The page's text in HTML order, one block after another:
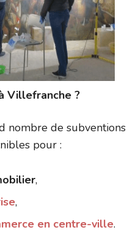
Villefranche ?
nombre de subventions
pour :
,
,
en centre-ville.